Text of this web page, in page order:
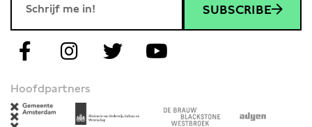
SUBSCRIBE
Hoofdpartners